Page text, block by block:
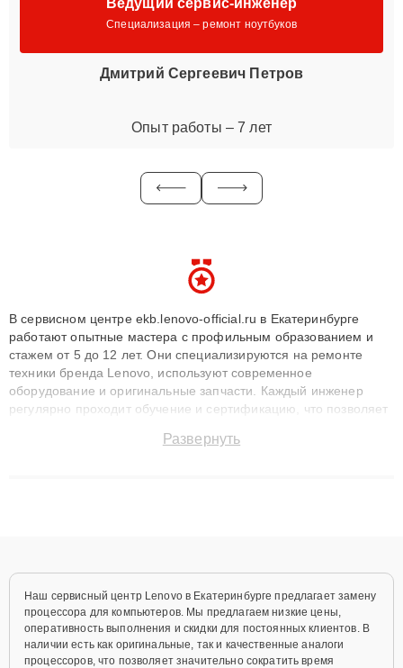
Специализация – ремонт ноутбуков
Дмитрий Сергеевич Петров
Опыт работы – 7 лет
В сервисном центре ekb.lenovo-official.ru в Екатеринбурге
работают опытные мастера с профильным образованием и
стажем от 5 до 12 лет. Они специализируются на ремонте
техники бренда Lenovo, используют современное
оборудование и оригинальные запчасти. Каждый инженер
регулярно проходит обучение и сертификацию, что позволяет
технику с сохранением гарантии до 3 лет. Наши мастера
Развернуть
Наш сервисный центр Lenovo в Екатеринбурге предлагает замену
процессора для компьютеров. Мы предлагаем низкие цены,
оперативность выполнения и скидки для постоянных клиентов. В
наличии есть как оригинальные, так и качественные аналоги
процессоров, что позволяет значительно сократить время